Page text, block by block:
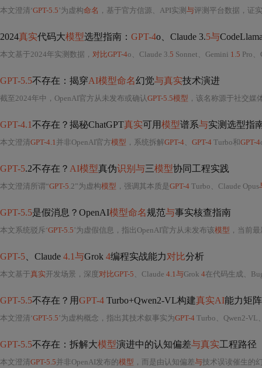
本文澄清‘GPT-5.5 ’为虚构命名 ，基于官方信源、API实测 与评测平台数据，证
2024真实代码大模型选型指南： GPT-4o、Claude 3.5与
本文基于2024年实测数据， 对比GPT-4o、Claude 3.5 Sonnet、Gemini 1.5 Pro
GPT-5.5不存在：揭穿AI模型命名幻觉与真实技术演进
截至2024年中，OpenAI官方从未发布或确认GPT-5.5模型 ，该名称源于社交媒
GPT-4.1不存在？揭秘ChatGPT真实可用模型谱系与实测选型指
本文澄清GPT-4.1并非OpenAI官方模型 ，系统拆解GPT-4、 GPT-4 Turbo和GPT-4
GPT-5.2不存在？ AI模型真伪识别与三模型协同工程实践
本文澄清所谓“GPT-5.2”为虚构模型 ，强调其本质是GPT-4 Turbo、Claude Opus
GPT-5.5是假消息？OpenAI模型命名规范与事实核查指南
本文系统驳斥‘GPT-5.5 ’为虚假信息，指出OpenAI官方从未发布该模型 ，当前
GPT-5 、Claude 4.1与Grok 4编程实战能力对比分析
本文基于真实开发场景，深度对比GPT-5 、Claude 4.1与Grok 4在代码生成、Bug诊断和代
GPT-5.5不存在？用GPT-4 Turbo+Qwen2-VL构建真实AI能力矩阵
本文澄清‘GPT-5.5 ’为虚构概念，指出其技术叙事实为GPT-4 Turbo、Qwen2-VL
GPT-5.5不存在：拆解大模型演进中的认知偏差与真实工程路径
本文澄清GPT-5.5并非OpenAI发布的模型 ，而是由认知偏差与技术误读催生的